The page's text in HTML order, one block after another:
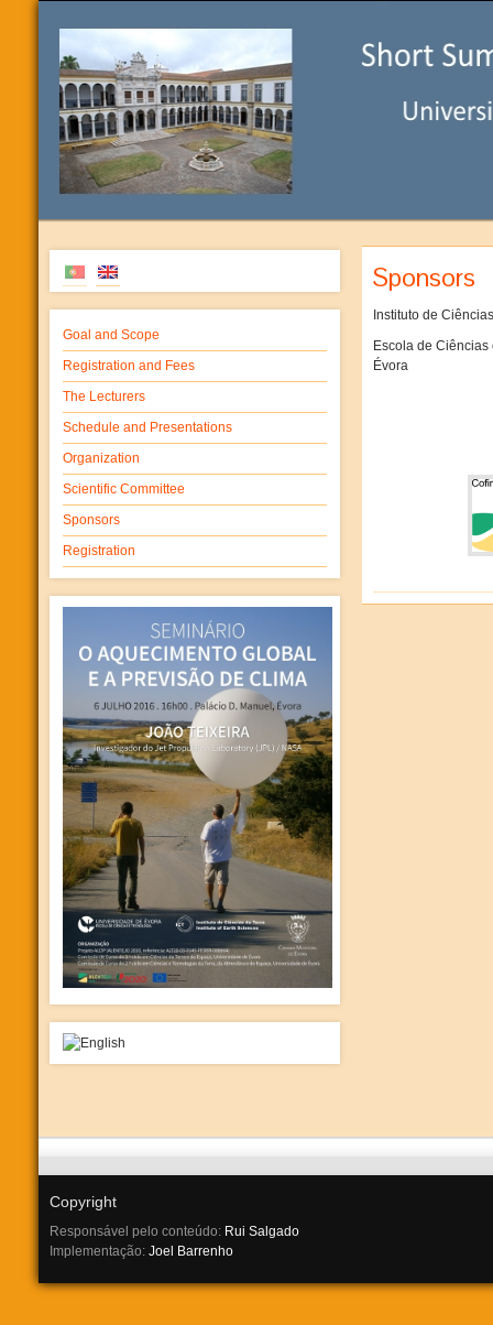
Goal and Scope
Registration and Fees
The Lecturers
Schedule and Presentations
Organization
Scientific Committee
Sponsors
Registration
Sponsors
Instituto de
Escola de
Évora
Copyright
Responsável pelo conteúdo: Rui Salgado
Implementação: Joel Barrenho